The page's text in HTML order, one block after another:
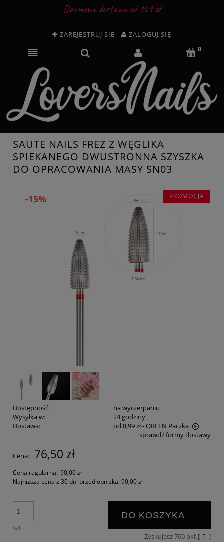
Darmowa dostawa od 169 zł
ZAREJESTRUJ SIĘ ZALOGUJ SIĘ
SAUTE NAILS FREZ Z WĘGLIKA
SPIEKANEGO DWUSTRONNA SZYSZKA
DO OPRACOWANIA MASY SN03
PROMOCJA
-15%
Dostępność:
na wyczerpaniu
Wysyłka w:
24 godziny
Dostawa:
od 8,99 zł- ORLEN Paczka
Cena nie zawiera ewentualnych kosztów płatnościsprawdź formy dostawy
Cena: 76,50 zł
Cena regularna: 90,00 zł
Najniższa cena z 30 dni przed obniżką: 90,00 zł
szt.
DO KOSZYKA
Zyskujesz760pkt [ ? ]